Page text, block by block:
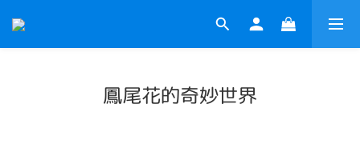
鳳尾花的奇妙世界